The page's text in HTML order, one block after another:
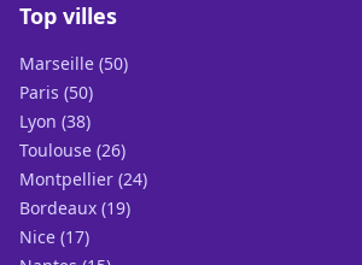
Top villes
Marseille (50)
Paris (50)
Lyon (38)
Toulouse (26)
Montpellier (24)
Bordeaux (19)
Nice (17)